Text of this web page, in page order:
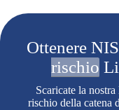
Ottenere
rischio
Scaricate la
rischio della catena